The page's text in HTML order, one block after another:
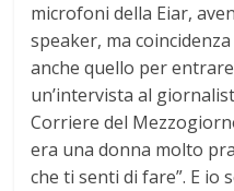
microfoni della Eiar,
speaker, ma
anche quello per
un’intervista al
Corriere del
era una donna molto
che ti senti di fare”. E io